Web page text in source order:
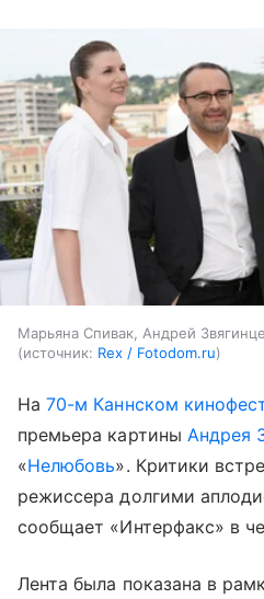
Марьяна Спивак, Андрей
источник: Rex / Fotodom.ru
На70-м Каннском
премьера картины Андрея
«Нелюбовь». Критики
режиссера долгими
сообщает «Интерфакс» в
Лента была показана в